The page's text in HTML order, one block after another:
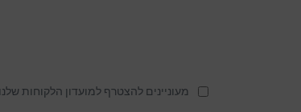
מעוניינים להצטרף למועדון הלקוחות שלנו